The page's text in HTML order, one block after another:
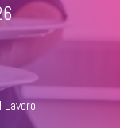
Lavoro